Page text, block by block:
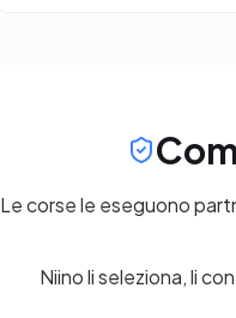
Le corse le eseguono
Niino li seleziona, li